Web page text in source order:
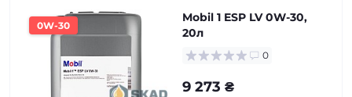
0W-30
Mobil 1 ESP LV 0W-30,
20л
0
9 273 ₴